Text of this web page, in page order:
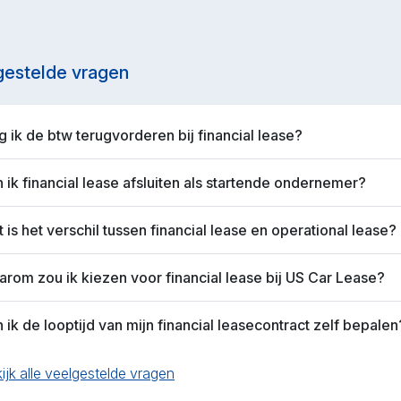
vragen
ik de btw terugvorderen bij financial lease?
ik financial lease afsluiten als startende ondernemer?
is het verschil tussen financial lease en operational lease?
zou ik kiezen voor financial lease bij US Car Lease?
ik de looptijd van mijn financial leasecontract zelf
alle veelgestelde vragen